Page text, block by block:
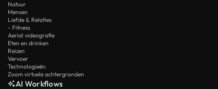
Natuur
Mensen
Liefde & Relaties
- Fitness
Aerial videografie
Eten en drinken
Reizen
Vervoer
Technologieën
Zoom virtuele achtergronden
AI Workflows